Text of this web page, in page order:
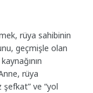
rüya sahibinin
geçmişle olan
rüya
şefkat” ve “yol